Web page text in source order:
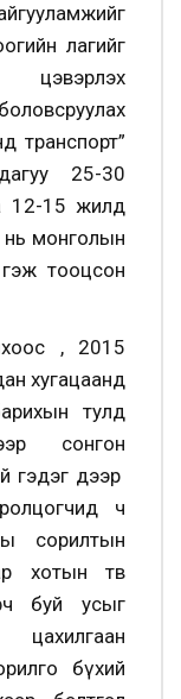
лагийг
цэвэрлэх
транспорт”
25-30
12-15 жилд
нь монголын
гэж тооцсон
, 2015
хугацаанд
тулд
сонгон
гэдэг дээр
ч
сорилтын
хотын төв
буй усыг
бүхий